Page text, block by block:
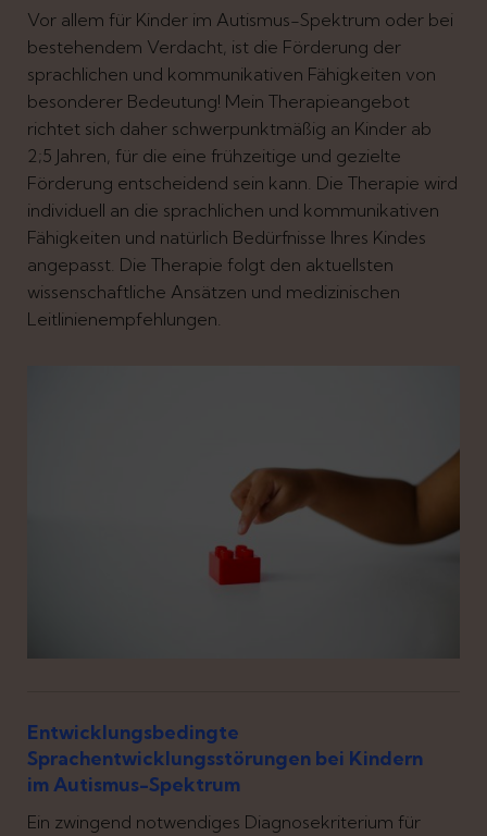
Vor allem für Kinder im Autismus-Spektrum oder bei
bestehendem Verdacht, ist die Förderung der
sprachlichen und kommunikativen Fähigkeiten von
besonderer Bedeutung! Mein Therapieangebot
richtet sich daher schwerpunktmäßig an Kinder ab
2;5 Jahren, für die eine frühzeitige und gezielte
Förderung entscheidend sein kann. Die Therapie wird
individuell an die sprachlichen und kommunikativen
Fähigkeiten und natürlich Bedürfnisse Ihres Kindes
angepasst. Die Therapie folgt den aktuellsten
wissenschaftliche Ansätzen und medizinischen
Leitlinienempfehlungen.
Entwicklungsbedingte
Sprachentwicklungsstörungen bei Kindern
im Autismus-Spektrum
Ein zwingend notwendiges Diagnosekriterium für